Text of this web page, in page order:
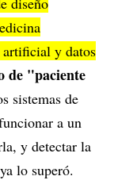
y datos
de "paciente
sistemas de
a un
y detectar la
lo superó.